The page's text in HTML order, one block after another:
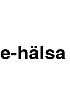
e-hälsa